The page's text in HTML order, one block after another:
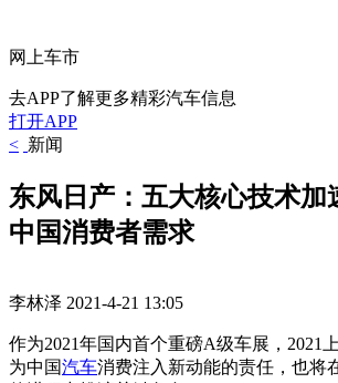
网上车市
去APP了解更多精彩汽车信息
打开APP
< 新闻
东风日产：五大核心技术加
中国消费者需求
李林泽 2021-4-21 13:05
作为2021年国内首个重磅A级车展，2021
为中国汽车消费注入新动能的责任，也将